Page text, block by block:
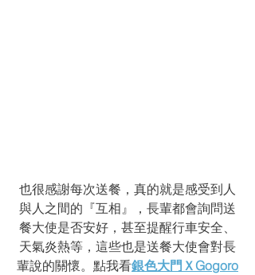
也很感謝每次送餐，真的就是感受到人
與人之間的『互相』，長輩都會詢問送
餐大使是否安好，甚至提醒行車安全、
天氣炎熱等，這些也是送餐大使會對長
輩說的關懷。點我看銀色大門ＸGogoro